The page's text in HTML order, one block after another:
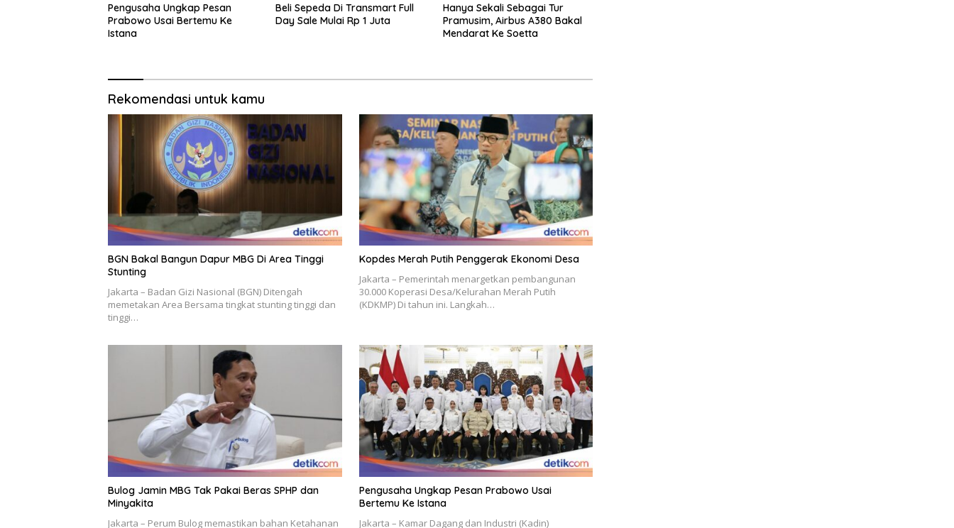
Pengusaha Ungkap Pesan
Prabowo Usai Bertemu Ke
Istana
Beli Sepeda Di Transmart Full
Day Sale Mulai Rp 1 Juta
Hanya Sekali Sebagai Tur
Pramusim, Airbus A380 Bakal
Mendarat Ke Soetta
Rekomendasi untuk kamu
BGN Bakal Bangun Dapur MBG Di Area Tinggi
Stunting
Jakarta – Badan Gizi Nasional (BGN) Ditengah
memetakan Area Bersama tingkat stunting tinggi dan
tinggi…
Kopdes Merah Putih Penggerak Ekonomi Desa
Jakarta – Pemerintah menargetkan pembangunan
30.000 Koperasi Desa/Kelurahan Merah Putih
(KDKMP) Di tahun ini. Langkah…
Bulog Jamin MBG Tak Pakai Beras SPHP dan
Minyakita
Jakarta – Perum Bulog memastikan bahan Ketahanan
Pengusaha Ungkap Pesan Prabowo Usai
Bertemu Ke Istana
Jakarta – Kamar Dagang dan Industri (Kadin)